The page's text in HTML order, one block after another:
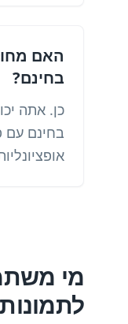
בחינם?
בחינם עם